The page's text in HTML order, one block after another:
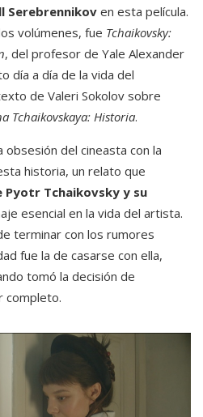
Serebrennikov en esta película.
volúmenes, fue Tchaikovsky:
, del profesor de Yale Alexander
día a día de la vida del
de Valeri Sokolov sobre
Tchaikovskaya: Historia.
del cineasta con la
historia, un relato que
Pyotr Tchaikovsky y su
esencial en la vida del artista.
terminar con los rumores
fue la de casarse con ella,
tomó la decisión de
completo.